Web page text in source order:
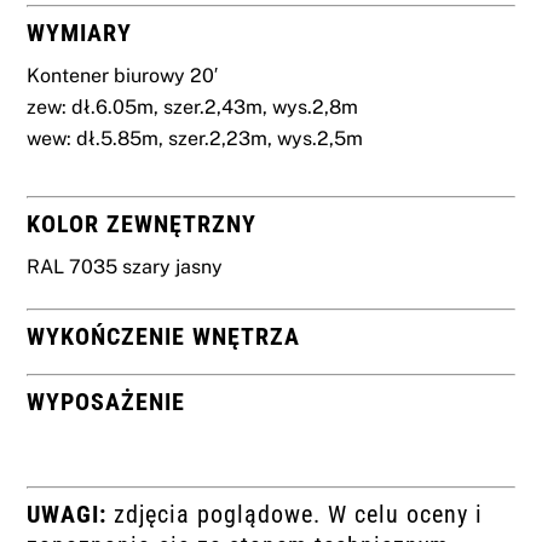
WYMIARY
Kontener biurowy 20′
zew: dł.6.05m, szer.2,43m, wys.2,8m
wew: dł.5.85m, szer.2,23m, wys.2,5m
KOLOR ZEWNĘTRZNY
RAL 7035 szary jasny
WYKOŃCZENIE WNĘTRZA
WYPOSAŻENIE
UWAGI: zdjęcia poglądowe. W celu oceny i